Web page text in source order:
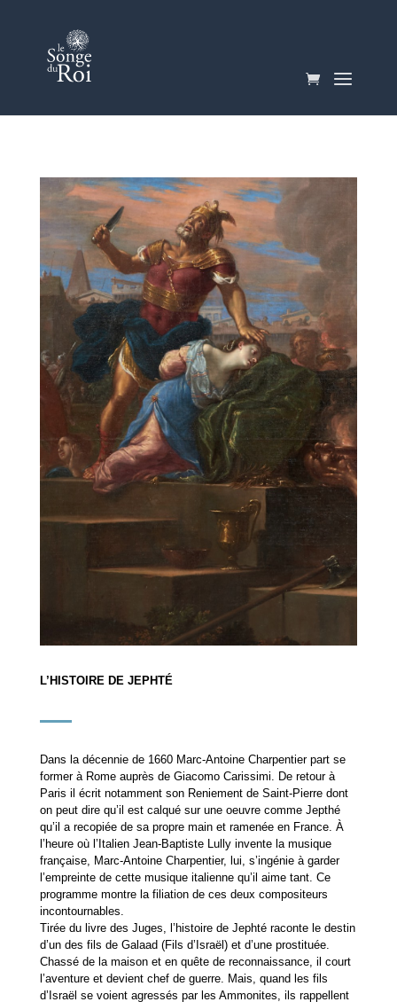
L’HISTOIRE DE JEPHTÉ
Dans la décennie de 1660 Marc-Antoine Charpentier part se
former à Rome auprès de Giacomo Carissimi. De retour à
Paris il écrit notamment son Reniement de Saint-Pierre dont
on peut dire qu’il est calqué sur une oeuvre comme Jepthé
qu’il a recopiée de sa propre main et ramenée en France. À
l’heure où l’Italien Jean-Baptiste Lully invente la musique
française, Marc-Antoine Charpentier, lui, s’ingénie à garder
l’empreinte de cette musique italienne qu’il aime tant. Ce
programme montre la filiation de ces deux compositeurs
incontournables.
Tirée du livre des Juges, l’histoire de Jephté raconte le destin
d’un des fils de Galaad (Fils d’Israël) et d’une prostituée.
Chassé de la maison et en quête de reconnaissance, il court
l’aventure et devient chef de guerre. Mais, quand les fils
d’Israël se voient agressés par les Ammonites, ils rappellent